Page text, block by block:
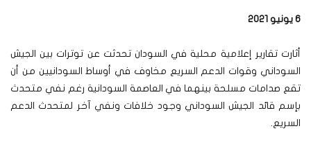
6 يونيو 2021
أثارت تقارير إعلامية محلية في السودان تحدثت عن توترات بين الجيش
السوداني وقوات الدعم السريع مخاوف في أوساط السودانيين من أن
تقع صدامات مسلحة بينهما في العاصمة السودانية رغم نفي متحدث
بإسم قائد الجيش السوداني وجود خلافات ونفي آخر لمتحدث الدعم
السريع.